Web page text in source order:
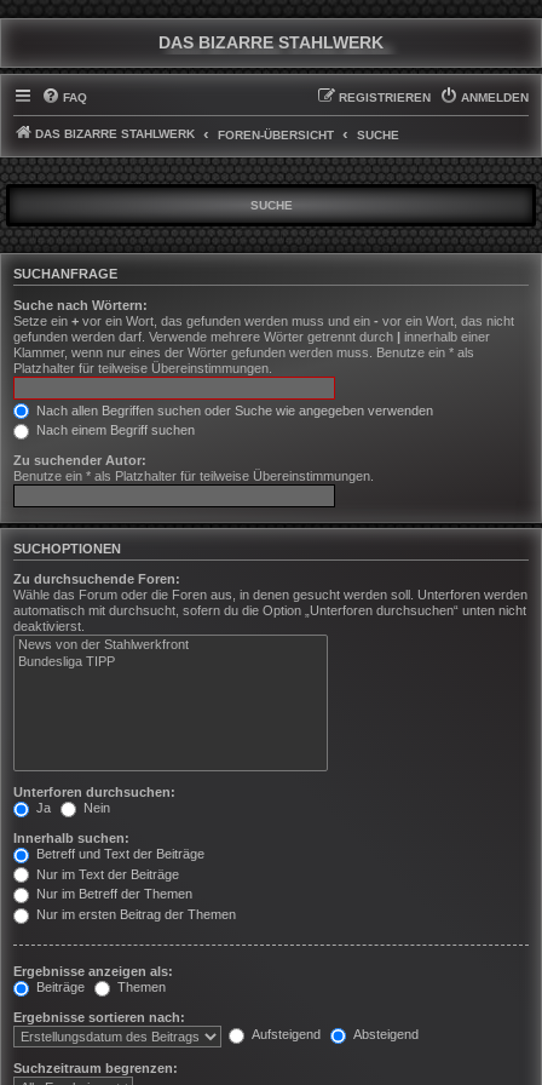
DAS BIZARRE STAHLWERK
FAQ ANMELDEN
REGISTRIEREN
DAS BIZARRE STAHLWERK FOREN-ÜBERSICHT SUCHE
SUCHE
SUCHANFRAGE
Suche nach Wörtern:
Setze ein + vor ein Wort, das gefunden werden muss und ein - vor ein Wort, das nicht
gefunden werden darf. Verwende mehrere Wörter getrennt durch | innerhalb einer
Klammer, wenn nur eines der Wörter gefunden werden muss. Benutze ein * als
Platzhalter für teilweise Übereinstimmungen.
Nach allen Begriffen suchen oder Suche wie angegeben verwenden
Nach einem Begriff suchen
Zu suchender Autor:
Benutze ein * als Platzhalter für teilweise Übereinstimmungen.
SUCHOPTIONEN
Zu durchsuchende Foren:
Wähle das Forum oder die Foren aus, in denen gesucht werden soll. Unterforen werden
automatisch mit durchsucht, sofern du die Option „Unterforen durchsuchen“ unten nicht
deaktivierst.
Unterforen durchsuchen:
Ja
Nein
Innerhalb suchen:
Betreff und Text der Beiträge
Nur im Text der Beiträge
Nur im Betreff der Themen
Nur im ersten Beitrag der Themen
Ergebnisse anzeigen als:
Beiträge
Themen
Ergebnisse sortieren nach:
Aufsteigend
Absteigend
Suchzeitraum begrenzen: